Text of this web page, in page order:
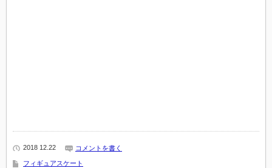
2018 12.22 コメントを書く
フィギュアスケート